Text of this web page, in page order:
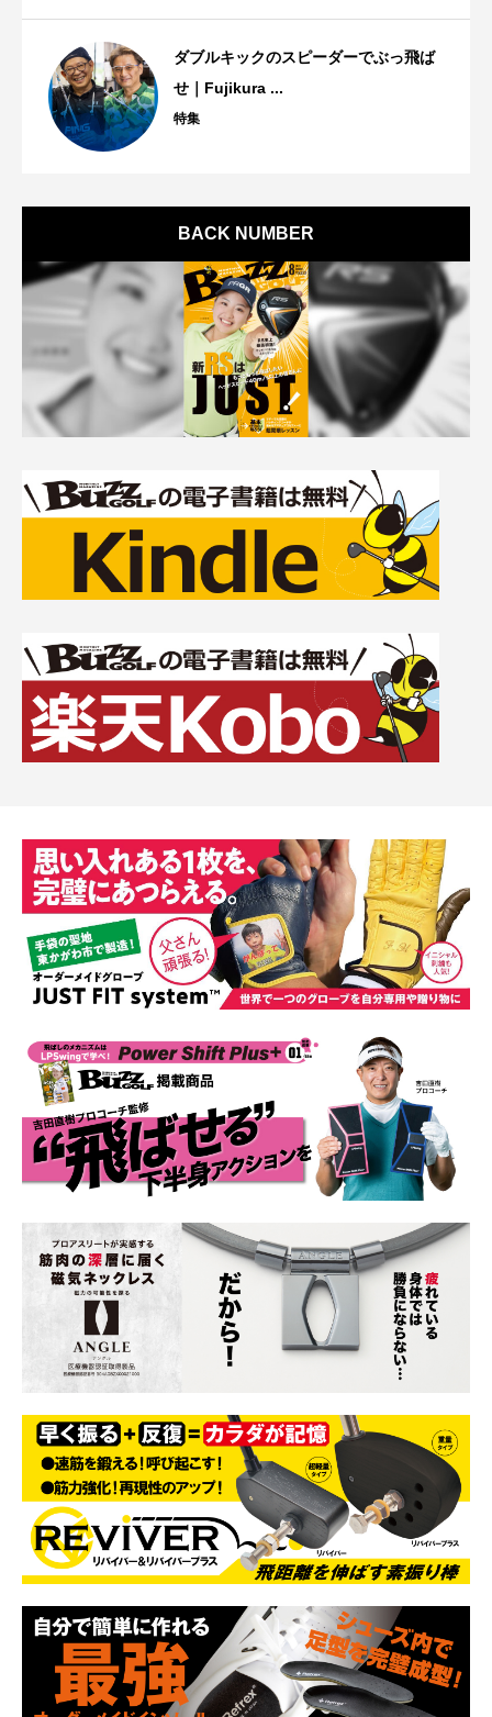
ダブルキックのスピーダーでぶっ飛ば
せ｜Fujikura ...
特集
BACK NUMBER